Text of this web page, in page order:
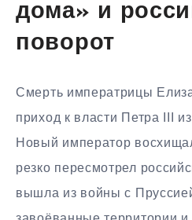
дома» и
поворот
Смерть императрицы
приход к власти Петра III
Новый император
резко пересмотрел
вышла из войны с